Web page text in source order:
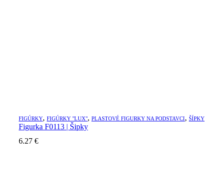
FIGÚRKY, FIGÚRKY "LUX", PLASTOVÉ FIGURKY NA PODSTAVCI, ŠÍPKY
Figurka F0113 | Šipky
6.27 €